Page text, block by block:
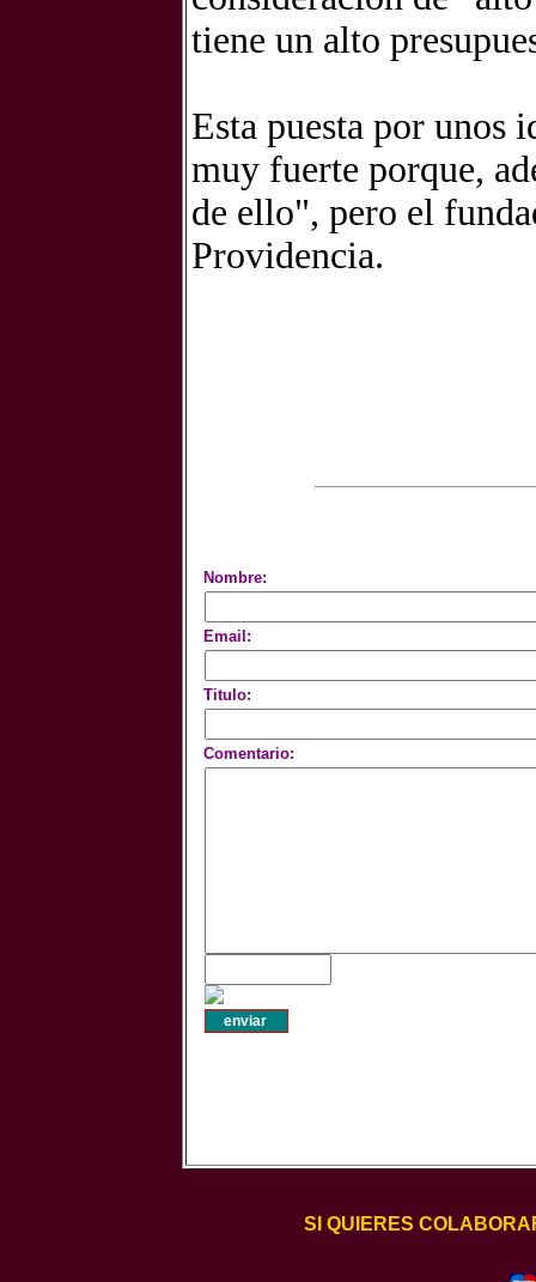
tiene un alto
Esta puesta por unos
muy fuerte porque,
de ello", pero el
Providencia.
Nombre:
Email:
Titulo:
Comentario:
SI QUIERES